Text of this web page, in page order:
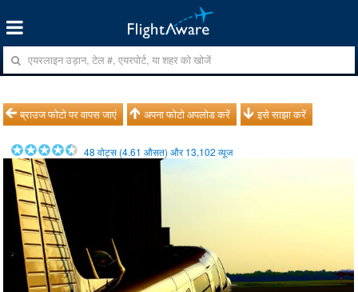
ब्राउज फोटो पर वापस जाएं अपना फोटो अपलोड करें इसे साझा करें
48 वोट्स (4.61 औसत) और13,102 व्यूज